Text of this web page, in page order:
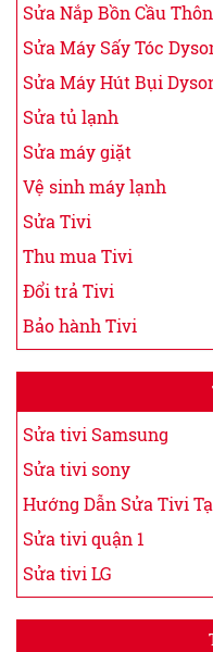
Sửa Nắp Bồn Cầu
Sửa Máy Sấy Tóc
Sửa Máy Hút Bụi
Sửa tủ lạnh
Sửa máy giặt
Vệ sinh máy lạnh
Sửa Tivi
Thu mua Tivi
Đổi trả Tivi
Bảo hành Tivi
Sửa tivi Samsung
Sửa tivi sony
Hướng Dẫn Sửa Tivi
Sửa tivi quận 1
Sửa tivi LG